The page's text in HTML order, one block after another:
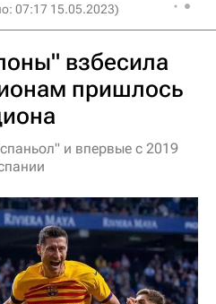
07:17 15.05.2023)
взбесила
пришлось
и впервые с 2019